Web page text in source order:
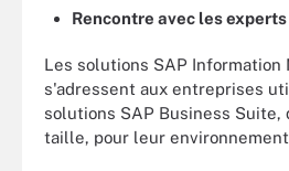
Rencontre avec les experts
Les solutions SAP Information
s'adressent aux entreprises
solutions SAP Business
taille, pour leur environnement